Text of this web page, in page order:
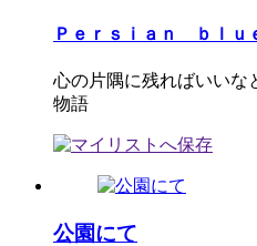
Ｐｅｒｓｉａｎ ｂｌｕ
心の片隅に残ればいいな
物語
公園にて